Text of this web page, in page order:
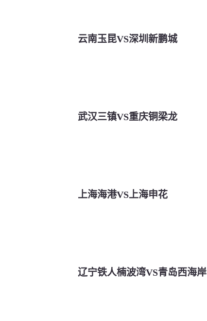
云南玉昆VS深圳新鹏城
武汉三镇VS重庆铜梁龙
上海海港VS上海申花
辽宁铁人楠波湾VS青岛西海岸